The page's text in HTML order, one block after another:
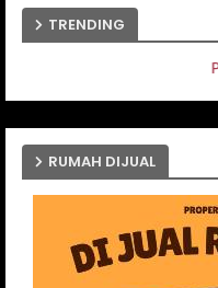
TRENDING
PASANG IKLAN ANDA DISINI
RUMAH DIJUAL